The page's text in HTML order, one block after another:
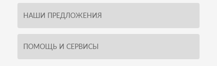
НАШИ ПРЕДЛОЖЕНИЯ
ПОМОЩЬ И СЕРВИСЫ